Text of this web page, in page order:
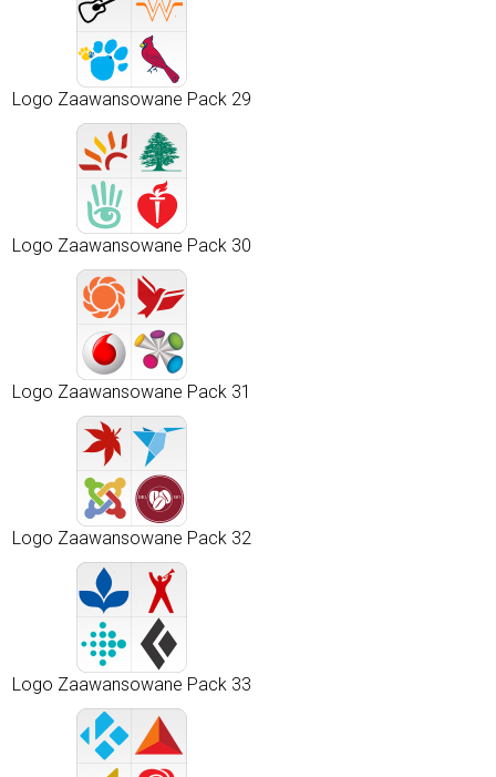
Logo Zaawansowane Pack 29
Logo Zaawansowane Pack 30
Logo Zaawansowane Pack 31
Logo Zaawansowane Pack 32
Logo Zaawansowane Pack 33